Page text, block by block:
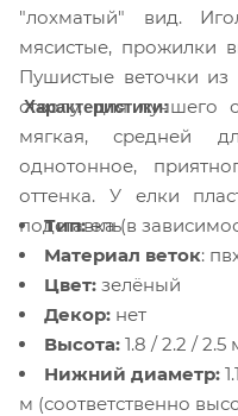
"лохматый" вид.
мясистые, прожилки
Пушистые веточки
стволу, для
мягкая, средней
однотонное,
оттенка. У елки
подставка (в
Характеристики:
Тип:ель
Материал веток:
Цвет: зелёный
Декор: нет
Высота: 1.8 / 2.2 / 2.5
Нижний диаметр:
м (соответственно